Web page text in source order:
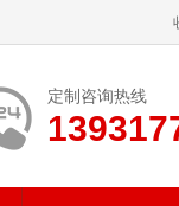
定制咨询热线